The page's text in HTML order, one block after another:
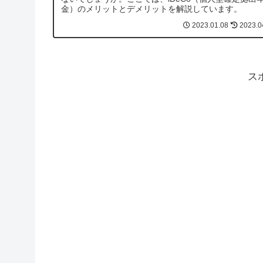
金）のメリットとデメリットを解説しています。
2023.01.08
ス